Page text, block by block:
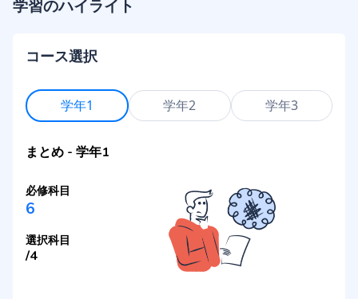
学習のハイライト
コース選択
学年1 学年2 学年3
まとめ - 学年1
必修科目
6
選択科目
/4